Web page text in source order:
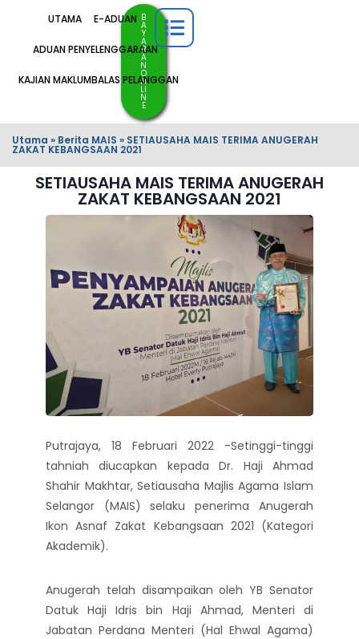
UTAMA E-ADUAN
ADUAN PENYELENGGARAAN
KAJIAN MAKLUMBALAS PELANGGAN
B
A
Y
A
R
A
N
O
N
LI
N
E
Utama » Berita MAIS » SETIAUSAHA MAIS TERIMA ANUGERAH
ZAKAT KEBANGSAAN 2021
SETIAUSAHA MAIS TERIMA ANUGERAH
ZAKAT KEBANGSAAN 2021
Putrajaya, 18 Februari 2022 -Setinggi-tinggi
tahniah diucapkan kepada Dr. Haji Ahmad
Shahir Makhtar, Setiausaha Majlis Agama Islam
Selangor (MAIS) selaku penerima Anugerah
Ikon Asnaf Zakat Kebangsaan 2021 (Kategori
Akademik).
Anugerah telah disampaikan oleh YB Senator
Datuk Haji Idris bin Haji Ahmad, Menteri di
Jabatan Perdana Menteri (Hal Ehwal Agama)